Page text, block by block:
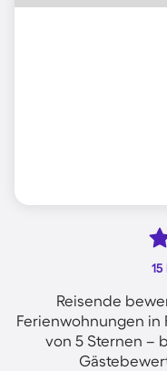
15
Reisende
Ferienwohnungen in
von 5 Sternen –